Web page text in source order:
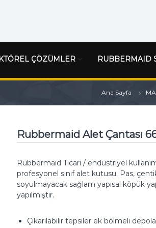
ÇÖZÜMLER RUBBERMAID
Ana Sayfa
Rubbermaid Alet Çantası
Rubbermaid Ticari / endüstriyel
profesyonel sınıf alet kutusu. Pas,
soyulmayacak sağlam yapısal köpük
yapılmıştır.
Çıkarılabilir tepsiler ek bölmeli